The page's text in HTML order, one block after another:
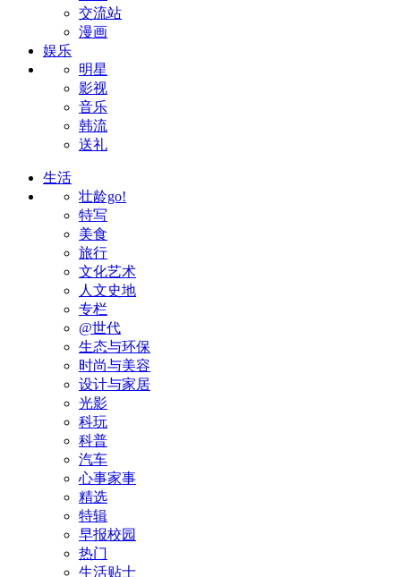
交流站
漫画
娱乐
明星
影视
音乐
韩流
送礼
生活
壮龄go!
特写
美食
旅行
文化艺术
人文史地
专栏
@世代
生态与环保
时尚与美容
设计与家居
光影
科玩
科普
汽车
心事家事
精选
特辑
早报校园
热门
生活贴士